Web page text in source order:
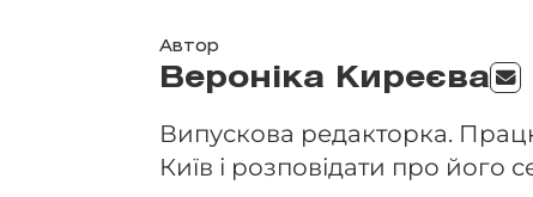
Автор
Вероніка Киреєва
Випускова редакторка.
Київ і розповідати про його